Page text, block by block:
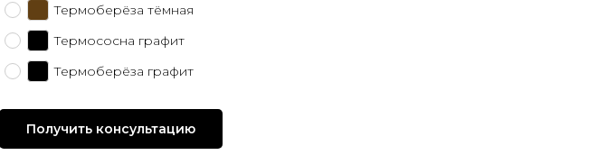
Термоберёза тёмная
Термососна графит
Термоберёза графит
Получить консультацию